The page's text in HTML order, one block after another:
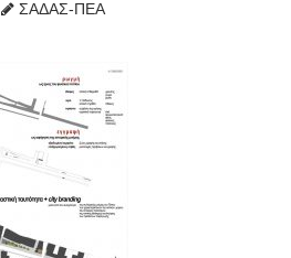
ΣΑΔΑΣ-ΠΕΑ